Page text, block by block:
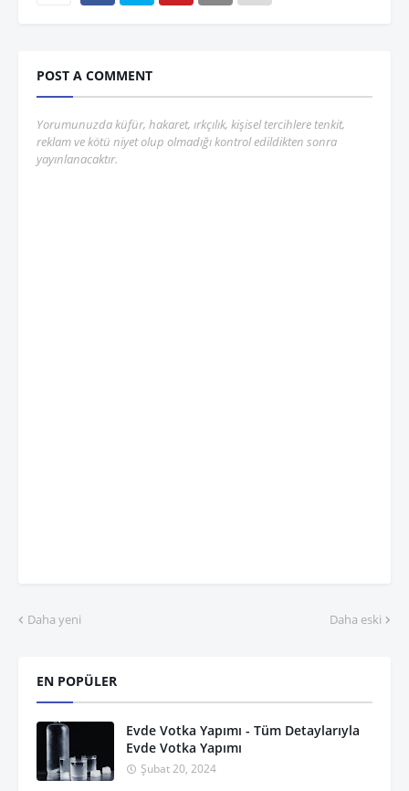
POST A COMMENT
Yorumunuzda küfür, hakaret, ırkçılık, kişisel tercihlere tenkit,
reklam ve kötü niyet olup olmadığı kontrol edildikten sonra
yayınlanacaktır.
Daha yeni Daha eski
EN POPÜLER
Evde Votka Yapımı - Tüm Detaylarıyla
Evde Votka Yapımı
Şubat 20, 2024